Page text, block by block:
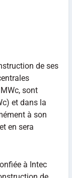
de ses
sont
et dans la
à son
en sera
à Intec